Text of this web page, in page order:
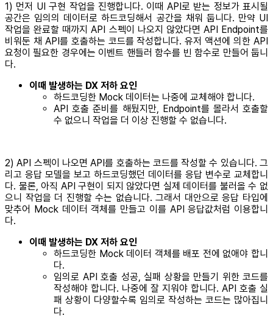
1) 먼저 UI 구현 작업을 진행합니다. 이때 API로 받는 정보가 표시될
공간은 임의의 데이터로 하드코딩해서 공간을 채워 둡니다. 만약 UI
작업을 완료할 때까지 API 스펙이 나오지 않았다면 API Endpoint를
비워둔 채 API를 호출하는 코드를 작성합니다. 유저 액션에 의한 API
요청이 필요한 경우에는 이벤트 핸들러 함수를 빈 함수로 만들어 둡니
다.
이때 발생하는 DX 저하 요인
하드코딩한 Mock 데이터는 나중에 교체해야 합니다.
API 호출 준비를 해뒀지만, Endpoint를 몰라서 호출할
수 없으니 작업을 더 이상 진행할 수 없습니다.
2) API 스펙이 나오면 API를 호출하는 코드를 작성할 수 있습니다. 그
리고 응답 모델을 보고 하드코딩했던 데이터를 응답 변수로 교체합니
다. 물론, 아직 API 구현이 되지 않았다면 실제 데이터를 불러올 수 없
으니 작업을 더 진행할 수는 없습니다. 그래서 대안으로 응답 타입에
맞추어 Mock 데이터 객체를 만들고 이를 API 응답값처럼 이용합니
다.
이때 발생하는 DX 저하 요인
하드코딩한 Mock 데이터 객체를 배포 전에 없애야 합니
다.
임의로 API 호출 성공, 실패 상황을 만들기 위한 코드를
작성해야 합니다. 나중에 잘 지워야 합니다. API 호출 실
패 상황이 다양할수록 임의로 작성하는 코드는 많아집니
다.